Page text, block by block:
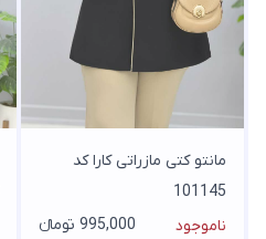
مانتو کتی مازراتی کارا کد
101145
ناموجود
995,000 تومانء